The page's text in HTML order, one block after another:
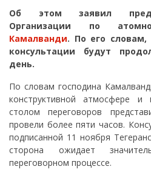
Об этом заявил
Организации по
Камалванди. По его словам,
консультации будут
день.
По словам господина
конструктивной атмосфере и
столом переговоров
провели более пяти часов.
подписанной 11 ноября
сторона ожидает
переговорном процессе.